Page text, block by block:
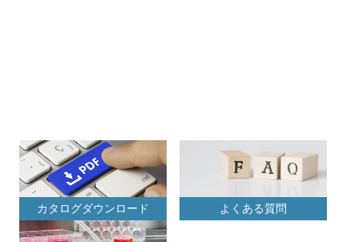
カタログダウンロード よくある質問